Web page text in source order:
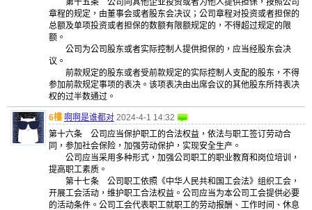
第十五条 公司向其他企业投资或者为他人提供担保，按照公司
章程的规定，由董事会或者股东会决议；公司章程对投资或者担保的
总额及单项投资或者担保的数额有限额规定的，不得超过规定的限
额。
公司为公司股东或者实际控制人提供担保的，应当经股东会决
议。
前款规定的股东或者受前款规定的实际控制人支配的股东，不得
参加前款规定事项的表决。该项表决由出席会议的其他股东所持表决
权的过半数通过。
6樓 啊啊是谁都对 2024-4-1 14:32
第十六条 公司应当保护职工的合法权益，依法与职工签订劳动合
同，参加社会保险，加强劳动保护，实现安全生产。
公司应当采用多种形式，加强公司职工的职业教育和岗位培训，
提高职工素质。
第十七条 公司职工依照《中华人民共和国工会法》组织工会，
开展工会活动，维护职工合法权益。公司应当为本公司工会提供必要
的活动条件。公司工会代表职工就职工的劳动报酬、工作时间、休息